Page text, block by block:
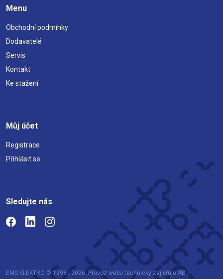
Menu
Obchodní podmínky
Dodavatelé
Servis
Kontakt
Ke stažení
Můj účet
Registrace
Přihlásit se
Sledujte nás
EMS ELEKTRO © 1998 - 2026. Provoz webu technicky zajišťuje AB